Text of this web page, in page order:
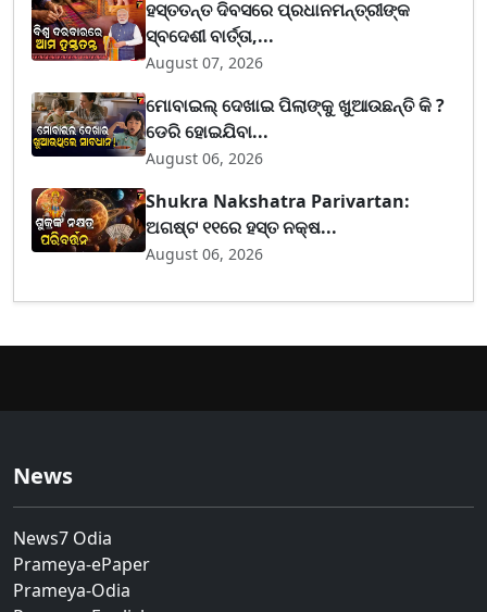
ହସ୍ତତନ୍ତ ଦିବସରେ ପ୍ରଧାନମନ୍ତ୍ରୀଙ୍କ
ସ୍ବଦେଶୀ ବାର୍ତ୍ତା,...
August 07, 2026
ମୋବାଇଲ୍ ଦେଖାଇ ପିଲାଙ୍କୁ ଖୁଆଉଛନ୍ତି କି ?
ଡେରି ହୋଇଯିବା...
August 06, 2026
Shukra Nakshatra Parivartan:
ଅଗଷ୍ଟ ୧୧ରେ ହସ୍ତ ନକ୍ଷ...
August 06, 2026
News
News7 Odia
Prameya-ePaper
Prameya-Odia